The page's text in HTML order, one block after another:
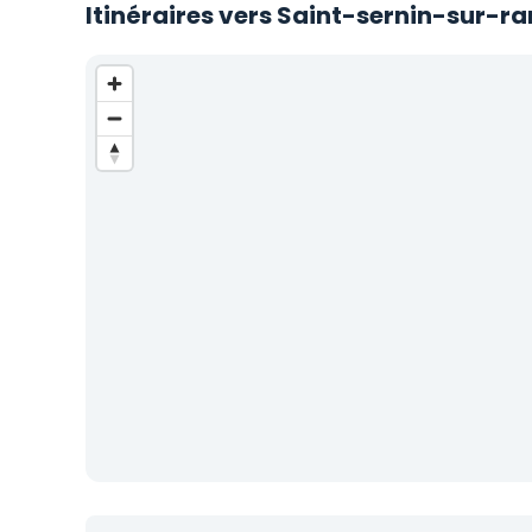
Itinéraires vers Saint-sernin-sur-